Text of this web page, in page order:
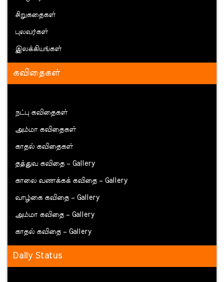
சிறுகதைகள்
புலவர்கள்
இலக்கியங்கள்
கவிதைகள்
நட்பு கவிதைகள்
அம்மா கவிதைகள்
காதல் கவிதைகள்
தத்துவ கவிதை – Gallery
காலை வணக்கக் கவிதை – Gallery
வாழ்கை கவிதை – Gallery
அம்மா கவிதை – Gallery
காதல் கவிதை – Gallery
Daily Status